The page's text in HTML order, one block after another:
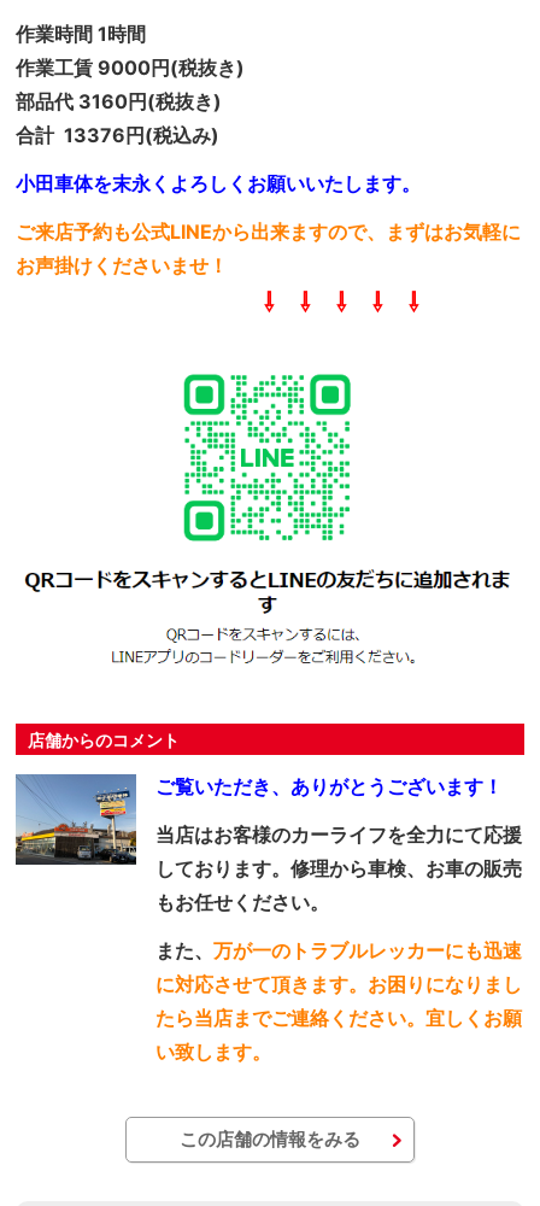
作業時間 1時間
作業工賃 9000円(税抜き)
部品代 3160円(税抜き)
合計 13376円(税込み)
小田車体を末永くよろしくお願いいたします。
ご来店予約も公式LINEから出来ますので、まずはお気軽に
お声掛けくださいませ！
⇩ ⇩ ⇩ ⇩ ⇩
店舗からのコメント
ご覧いただき、ありがとうございます！
当店はお客様のカーライフを全力にて応援
しております。修理から車検、お車の販売
もお任せください。
また、万が一のトラブルレッカーにも迅速
に対応させて頂きます。お困りになりまし
たら当店までご連絡ください。宜しくお願
い致します。
この店舗の情報をみる